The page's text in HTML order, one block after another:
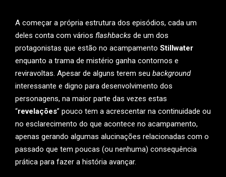
A começar a própria estrutura dos episódios, cada um
deles conta com vários flashbacks de um dos
protagonistas que estão no acampamento Stillwater
enquanto a trama de mistério ganha contornos e
reviravoltas. Apesar de alguns terem seu background
interessante e digno para desenvolvimento dos
personagens, na maior parte das vezes estas
“revelações” pouco tem a acrescentar na continuidade ou
no esclarecimento do que acontece no acampamento,
apenas gerando algumas alucinações relacionadas com o
passado que tem poucas (ou nenhuma) consequência
prática para fazer a história avançar.